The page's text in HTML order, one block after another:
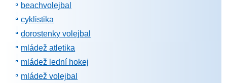
beachvolejbal
cyklistika
dorostenky volejbal
mládež atletika
mládež lední hokej
mládež volejbal